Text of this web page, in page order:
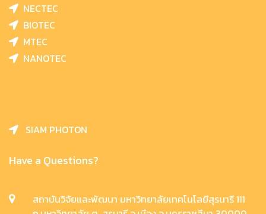
NECTEC
BIOTEC
MTEC
NANOTEC
SIAM PHOTON
Have a Questions?
สถาบันวิจัยและพัฒนา มหาวิทยาลัยเทคโนโลยีสุรนารี 111